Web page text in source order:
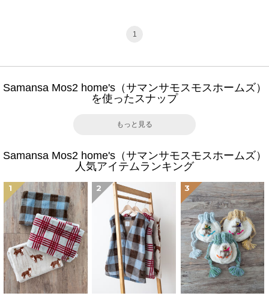
1
Samansa Mos2 home's（サマンサモスモスホームズ）
を使ったスナップ
もっと見る
Samansa Mos2 home's（サマンサモスモスホームズ）
人気アイテムランキング
1 2 3